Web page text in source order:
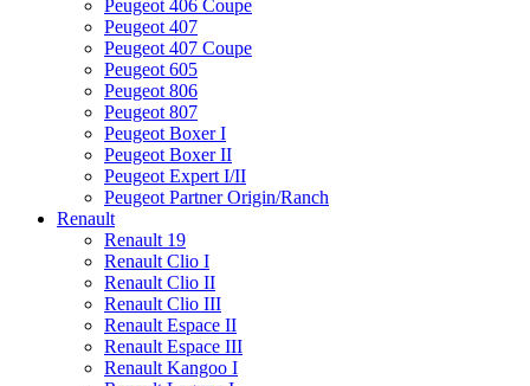
Peugeot 406 Coupe
Peugeot 407
Peugeot 407 Coupe
Peugeot 605
Peugeot 806
Peugeot 807
Peugeot Boxer I
Peugeot Boxer II
Peugeot Expert I/II
Peugeot Partner Origin/Ranch
Renault
Renault 19
Renault Clio I
Renault Clio II
Renault Clio III
Renault Espace II
Renault Espace III
Renault Kangoo I